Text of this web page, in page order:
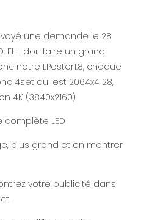
une demande le 28
Et il doit faire un grand
notre LPoster1.8, chaque
4set qui est 2064x4128,
4K (3840x2160)
LED
plus grand et en montrer
votre publicité dans